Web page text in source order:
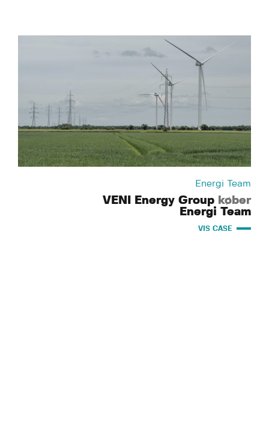
Energi Team
VENI Energy Group køber
Energi Team
VIS CASE